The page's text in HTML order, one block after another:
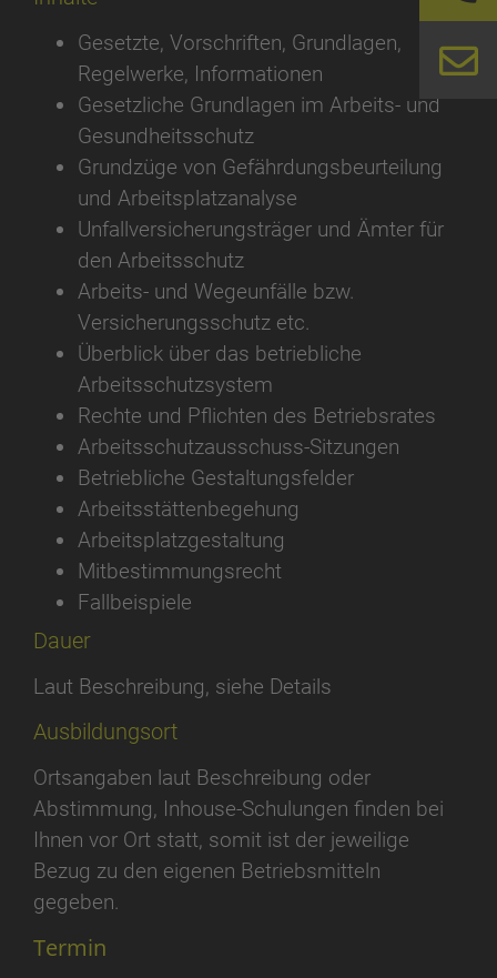
Gesetzte, Vorschriften, Grundlagen,
Regelwerke, Informationen
Gesetzliche Grundlagen im Arbeits- und
Gesundheitsschutz
Grundzüge von Gefährdungsbeurteilung
und Arbeitsplatzanalyse
Unfallversicherungsträger und Ämter für
den Arbeitsschutz
Arbeits- und Wegeunfälle bzw.
Versicherungsschutz etc.
Überblick über das betriebliche
Arbeitsschutzsystem
Rechte und Pflichten des Betriebsrates
Arbeitsschutzausschuss-Sitzungen
Betriebliche Gestaltungsfelder
Arbeitsstättenbegehung
Arbeitsplatzgestaltung
Mitbestimmungsrecht
Fallbeispiele
Dauer
Laut Beschreibung, siehe Details
Ausbildungsort
Ortsangaben laut Beschreibung oder
Abstimmung, Inhouse-Schulungen finden bei
Ihnen vor Ort statt, somit ist der jeweilige
Bezug zu den eigenen Betriebsmitteln
gegeben.
Termin